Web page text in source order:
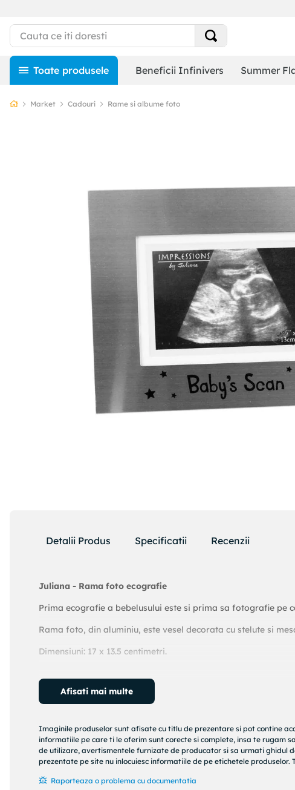
Beneficii Infinivers Summer
Market Cadouri Rame si albume foto
Detalii Produs Specificatii Recenzii
Juliana - Rama foto ecografie
Prima ecografie a bebelusului este si prima sa fotografie pe
Rama foto, din aluminiu, este vesel decorata cu stelute si
Dimensiuni: 17 x 13.5 centimetri.
Rama se livreaza in cutie eleganta Juliana.
Pentru ca exista multe momente importante in viata unui
drag din viata bebelusului, la K&R Baby gasiti cadoul
Pentru mai multe modele si idei, puteti accesa toate categoriile
Afisati mai multe
Imaginile produselor sunt afisate cu titlu de prezentare si pot contine
informatiile pe care ti le oferim sunt corecte si complete, insa te rugam
de utilizare, avertismentele furnizate de producator si sa urmati
prezentate pe site nu inlocuiesc informatiile de pe etichetele
Raporteaza o problema cu documentatia